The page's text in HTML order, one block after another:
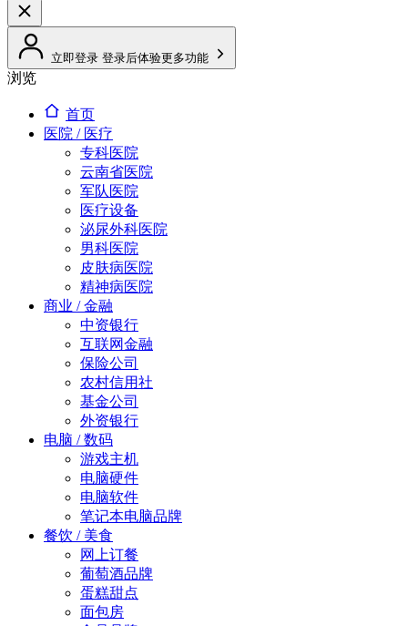
立即登录 登录后体验更多功能
浏览
首页
医院 / 医疗
专科医院
云南省医院
军队医院
医疗设备
泌尿外科医院
男科医院
皮肤病医院
精神病医院
商业 / 金融
中资银行
互联网金融
保险公司
农村信用社
基金公司
外资银行
电脑 / 数码
游戏主机
电脑硬件
电脑软件
笔记本电脑品牌
餐饮 / 美食
网上订餐
葡萄酒品牌
蛋糕甜点
面包房